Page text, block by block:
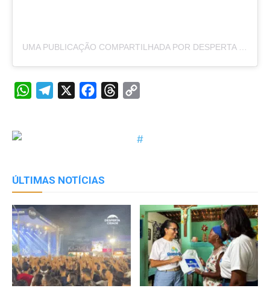
UMA PUBLICAÇÃO COMPARTILHADA POR DESPERTA CIDADE (@DESPERTACIDADE)
WhatsAppTelegram FacebookThreads
ÚLTIMAS NOTÍCIAS